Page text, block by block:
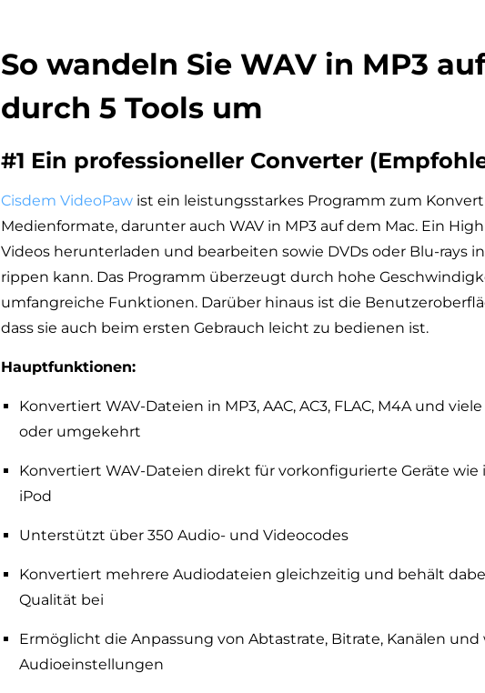
So wandeln Sie WAV in MP3
durch 5 Tools um
#1 Ein professioneller Converter
Cisdem VideoPawist ein leistungsstarkes Programm zum
Medienformate, darunter auch WAV in MP3 auf dem Mac. Ein
Videos herunterladen und bearbeiten sowie DVDs oder Blu-rays
rippen kann. Das Programm überzeugt durch hohe
umfangreiche Funktionen. Darüber hinaus ist die
dass sie auch beim ersten Gebrauch leicht zu bedienen ist.
Hauptfunktionen:
Konvertiert WAV-Dateien in MP3, AAC, AC3, FLAC, M4A und
oder umgekehrt
Konvertiert WAV-Dateien direkt für vorkonfigurierte Geräte wie
iPod
Unterstützt über 350 Audio- und Videocodes
Konvertiert mehrere Audiodateien gleichzeitig und behält
Qualität bei
Ermöglicht die Anpassung von Abtastrate, Bitrate, Kanälen
Audioeinstellungen